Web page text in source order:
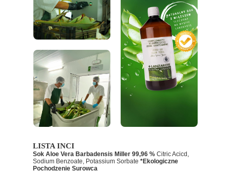
LISTA INCI
Sok Aloe Vera Barbadensis Miller 99,96 % Citric Acicd,
Sodium Benzoate, Potassium Sorbate *Ekologiczne
Pochodzenie Surowca